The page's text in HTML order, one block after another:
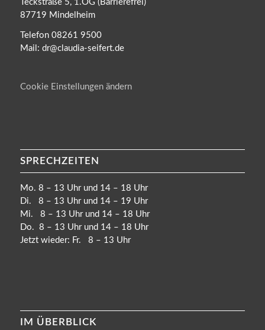
Teckstraße 5, 1.OG (Barrierefrei)
87719 Mindelheim
Telefon 08261 9500
Mail: dr@claudia-seifert.de
Cookie Einstellungen ändern
SPRECHZEITEN
Mo. 8 – 13 Uhr und 14 – 18 Uhr
Di. 8 – 13 Uhr und 14 – 19 Uhr
Mi. 8 – 13 Uhr und 14 – 18 Uhr
Do. 8 – 13 Uhr und 14 – 18 Uhr
Jetzt wieder: Fr. 8 – 13 Uhr
IM ÜBERBLICK